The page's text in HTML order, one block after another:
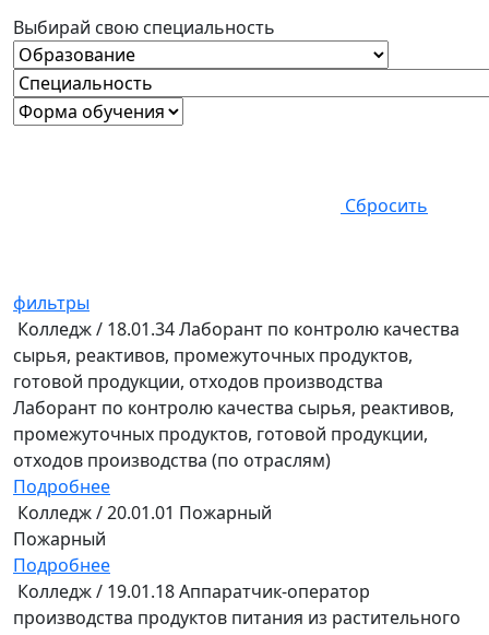
Выбирай свою специальность
Сбросить
фильтры
Колледж / 18.01.34 Лаборант по контролю качества
сырья, реактивов, промежуточных продуктов,
готовой продукции, отходов производства
Лаборант по контролю качества сырья, реактивов,
промежуточных продуктов, готовой продукции,
отходов производства (по отраслям)
Подробнее
Колледж / 20.01.01 Пожарный
Пожарный
Подробнее
Колледж / 19.01.18 Аппаратчик-оператор
производства продуктов питания из растительного